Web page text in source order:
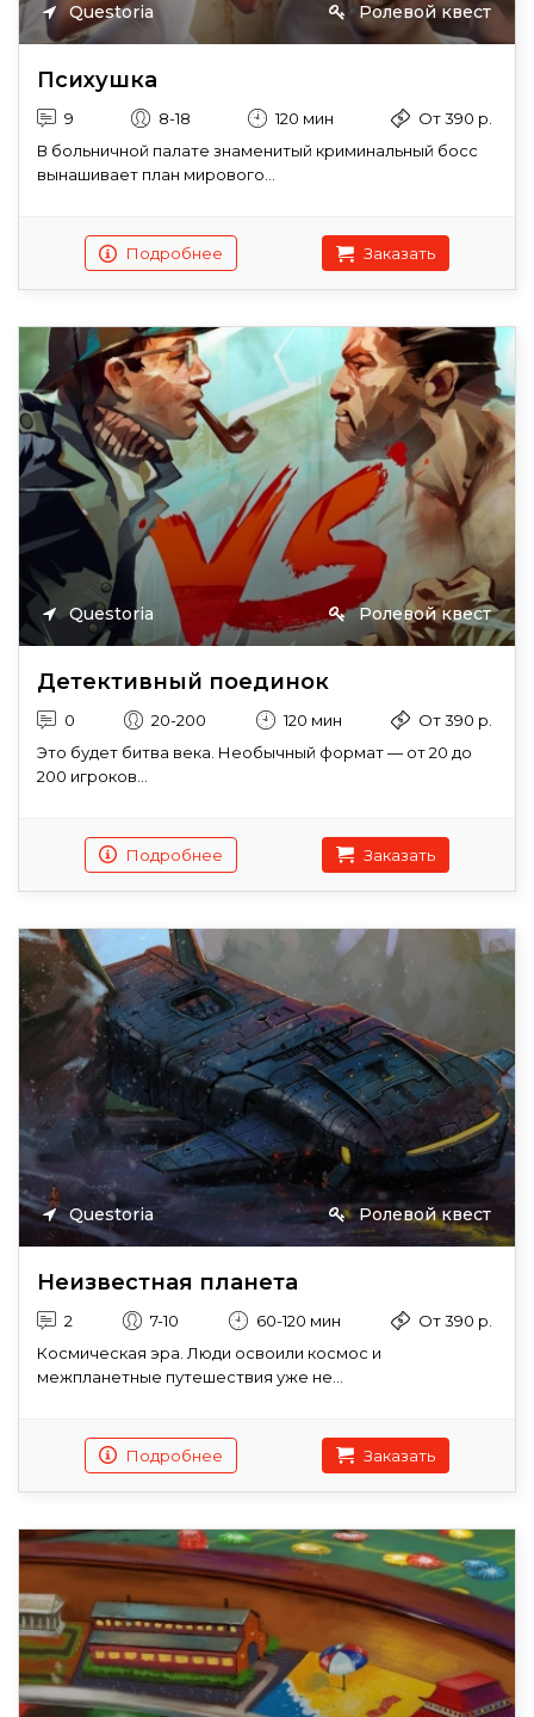
Questoria Ролевой квест
Психушка
9 8-18 120 мин
От 390 р.
В больничной палате знаменитый криминальный босс
вынашивает план мирового...
Подробнее Заказать
Questoria Ролевой квест
Детективный поединок
0 20-200 120 мин
От 390 р.
Это будет битва века. Необычный формат — от 20 до
200 игроков...
Подробнее Заказать
Questoria Ролевой квест
Неизвестная планета
2 7-10 60-120 мин
От 390 р.
Космическая эра. Люди освоили космос и
межпланетные путешествия уже не...
Подробнее Заказать